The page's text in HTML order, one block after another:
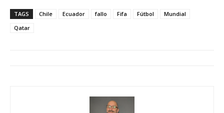
TAGS Chile Ecuador fallo Fifa Fútbol
Mundial
Qatar